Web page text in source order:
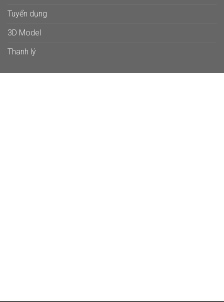
Tuyển dụng
3D Model
Thanh lý